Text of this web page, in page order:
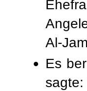
Al-
Es